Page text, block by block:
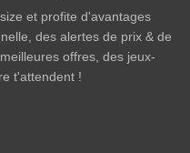
et profite d'avantages
des alertes de prix & de
offres, des jeux-
t'attendent !